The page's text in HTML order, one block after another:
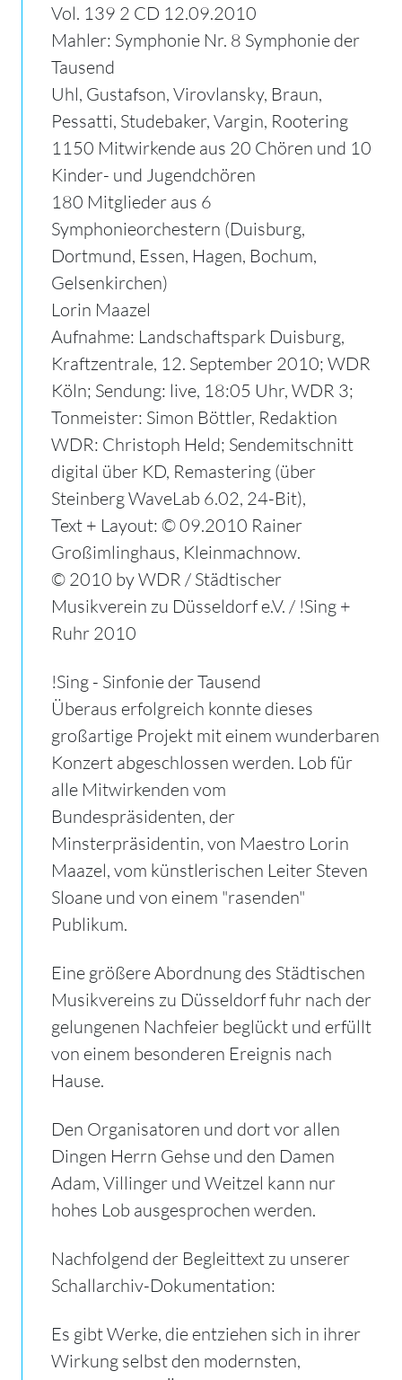
Vol. 139 2 CD 12.09.2010
Mahler: Symphonie Nr. 8 Symphonie der
Tausend
Uhl, Gustafson, Virovlansky, Braun,
Pessatti, Studebaker, Vargin, Rootering
1150 Mitwirkende aus 20 Chören und 10
Kinder- und Jugendchören
180 Mitglieder aus 6
Symphonieorchestern (Duisburg,
Dortmund, Essen, Hagen, Bochum,
Gelsenkirchen)
Lorin Maazel
Aufnahme: Landschaftspark Duisburg,
Kraftzentrale, 12. September 2010; WDR
Köln; Sendung: live, 18:05 Uhr, WDR 3;
Tonmeister: Simon Böttler, Redaktion
WDR: Christoph Held; Sendemitschnitt
digital über KD, Remastering (über
Steinberg WaveLab 6.02, 24-Bit),
Text + Layout: © 09.2010 Rainer
Großimlinghaus, Kleinmachnow.
© 2010 by WDR / Städtischer
Musikverein zu Düsseldorf e.V. / !Sing +
Ruhr 2010
!Sing - Sinfonie der Tausend
Überaus erfolgreich konnte dieses
großartige Projekt mit einem wunderbaren
Konzert abgeschlossen werden. Lob für
alle Mitwirkenden vom
Bundespräsidenten, der
Minsterpräsidentin, von Maestro Lorin
Maazel, vom künstlerischen Leiter Steven
Sloane und von einem "rasenden"
Publikum.
Eine größere Abordnung des Städtischen
Musikvereins zu Düsseldorf fuhr nach der
gelungenen Nachfeier beglückt und erfüllt
von einem besonderen Ereignis nach
Hause.
Den Organisatoren und dort vor allen
Dingen Herrn Gehse und den Damen
Adam, Villinger und Weitzel kann nur
hohes Lob ausgesprochen werden.
Nachfolgend der Begleittext zu unserer
Schallarchiv-Dokumentation:
Es gibt Werke, die entziehen sich in ihrer
Wirkung selbst den modernsten,